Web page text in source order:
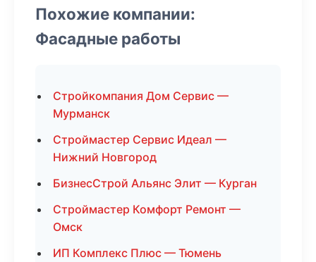
Похожие компании:
Фасадные работы
Стройкомпания Дом Сервис —
Мурманск
Строймастер Сервис Идеал —
Нижний Новгород
БизнесСтрой Альянс Элит — Курган
Строймастер Комфорт Ремонт —
Омск
ИП Комплекс Плюс — Тюмень